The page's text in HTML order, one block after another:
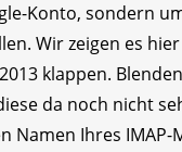
Konto, sondern
Wir zeigen es
klappen.
da noch nicht
Namen Ihres